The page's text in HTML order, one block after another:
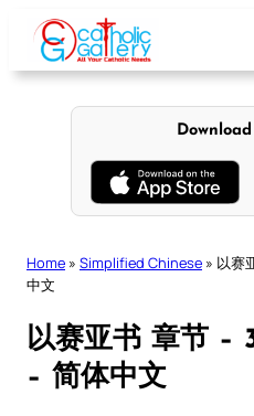
content
Home » Simplified Chinese » 以赛
中文
以赛亚书 章节 –
– 简体中文